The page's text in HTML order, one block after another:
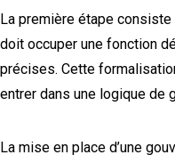
La première étape
doit occuper une fonction
précises. Cette
entrer dans une logique de
La mise en place d’une